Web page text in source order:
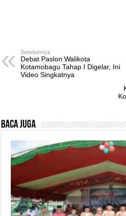
Sebelumnya
Debat Paslon Walikota
Kotamobagu Tahap I Digelar, Ini
Video Singkatnya
Baca Juga